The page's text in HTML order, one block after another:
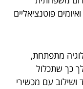
פוטנציאליים
מתפתחת,
כך שתכלול
ושילוב עם מכשירי